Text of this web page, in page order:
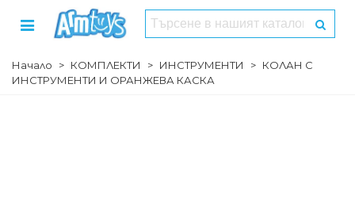
Начало > КОМПЛЕКТИ > ИНСТРУМЕНТИ > КОЛАН С
ИНСТРУМЕНТИ И ОРАНЖЕВА КАСКА